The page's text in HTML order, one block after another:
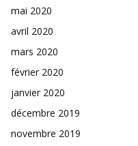
mai 2020
avril 2020
mars 2020
février 2020
janvier 2020
décembre 2019
novembre 2019